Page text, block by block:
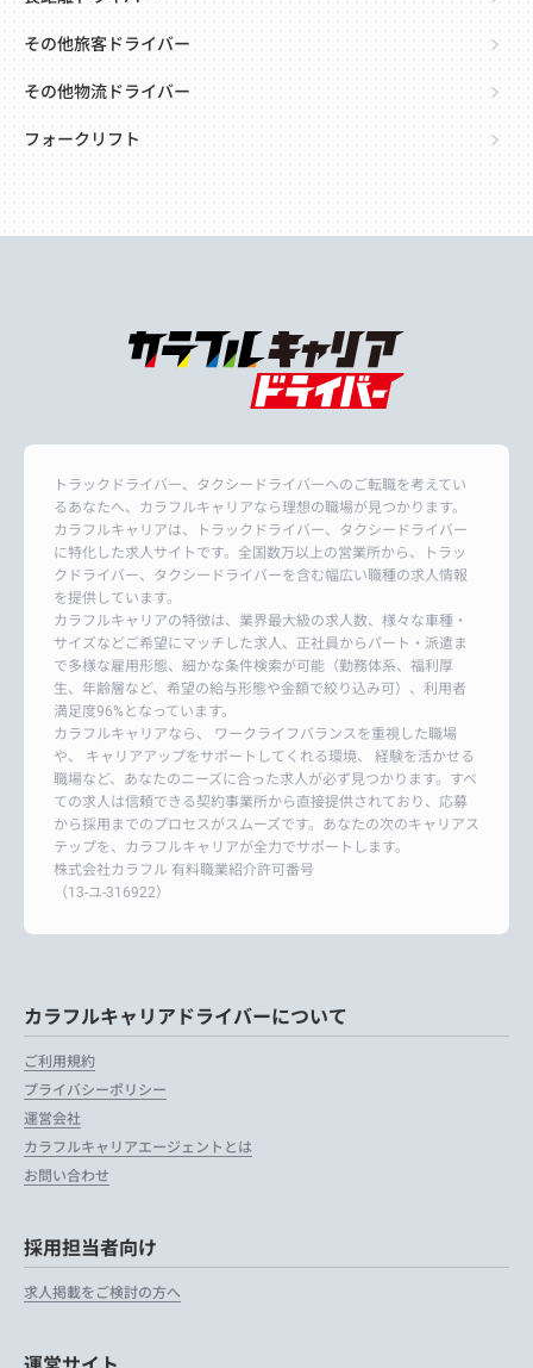
その他旅客ドライバー
その他物流ドライバー
フォークリフト
トラックドライバー、タクシードライバーへのご転職を考えてい
るあなたへ、カラフルキャリアなら理想の職場が見つかります。
カラフルキャリアは、トラックドライバー、タクシードライバー
に特化した求人サイトです。全国数万以上の営業所から、トラッ
クドライバー、タクシードライバーを含む幅広い職種の求人情報
を提供しています。
カラフルキャリアの特徴は、業界最大級の求人数、様々な車種・
サイズなどご希望にマッチした求人、正社員からパート・派遣ま
で多様な雇用形態、細かな条件検索が可能（勤務体系、福利厚
生、年齢層など、希望の給与形態や金額で絞り込み可）、利用者
満足度96%となっています。
カラフルキャリアなら、 ワークライフバランスを重視した職場
や、 キャリアアップをサポートしてくれる環境、 経験を活かせる
職場など、あなたのニーズに合った求人が必ず見つかります。すべ
ての求人は信頼できる契約事業所から直接提供されており、応募
から採用までのプロセスがスムーズです。あなたの次のキャリアス
テップを、カラフルキャリアが全力でサポートします。
株式会社カラフル 有料職業紹介許可番号
（13-ユ-316922）
カラフルキャリアドライバーについて
ご利用規約
プライバシーポリシー
運営会社
カラフルキャリアエージェントとは
お問い合わせ
採用担当者向け
求人掲載をご検討の方へ